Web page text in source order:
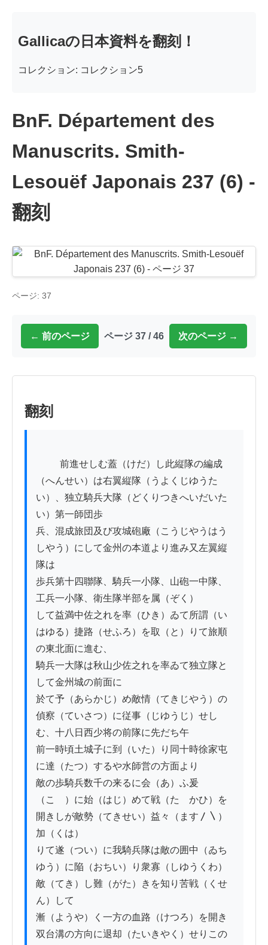
Gallicaの日本資料を翻刻！
コレクション: コレクション5
BnF. Département des
Manuscrits. Smith-
Lesouëf Japonais 237 (6) -
翻刻
ページ: 37
← 前のページ ページ 37 / 46 次のページ →
翻刻
（へんせい）は右翼縦隊（うよくじゆうた
い）、独立騎兵大隊（どくりつきへいだいた
い）第一師団歩
兵、混成旅団及び攻城砲廠（こうじやうはう
しやう）にして金州の本道より進み又左翼縦
隊は
歩兵第十四聯隊、騎兵一小隊、山砲一中隊、
工兵一小隊、衛生隊半部を属（ぞく）
して益満中佐之れを率（ひき）ゐて所謂（い
はゆる）捷路（せふろ）を取（と）りて旅順
の東北面に進む、
騎兵一大隊は秋山少佐之れを率ゐて独立隊と
して金州城の前面に
於て予（あらかじ）め敵情（てきじやう）の
偵察（ていさつ）に従事（じゆうじ）せし
む、十八日西少将の前隊に先だち午
前一時頃土城子に到（いた）り同十時徐家屯
に達（たつ）するや水師営の方面より
敵の歩騎兵数千の来るに会（あ）ふ爰
（こゝ）に始（はじ）めて戦（たゝかひ）を
開きしが敵勢（てきせい）益々（ます〳〵）
加（くは）
りて遂（つい）に我騎兵隊は敵の囲中（ゐち
ゆう）に陥（おちい）り衆寡（しゆうくわ）
敵（てき）し難（がた）きを知り苦戦（くせ
ん）して
漸（ようや）く一方の血路（けつろ）を開き
双台溝の方向に退却（たいきやく）せりこの